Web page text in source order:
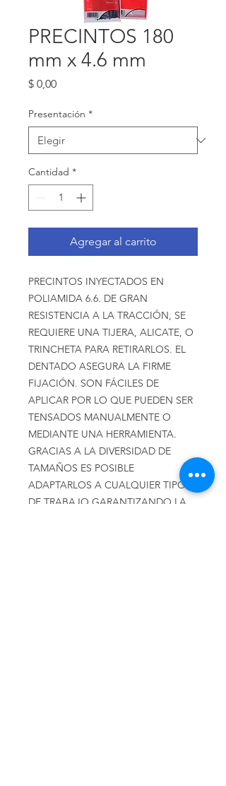
PRECINTOS 180
mm x 4.6 mm
$ 0,00Precio
Presentación *
Cantidad *
Agregar al carrito
PRECINTOS INYECTADOS EN
POLIAMIDA 6.6. DE GRAN
RESISTENCIA A LA TRACCIÓN, SE
REQUIERE UNA TIJERA, ALICATE, O
TRINCHETA PARA RETIRARLOS. EL
DENTADO ASEGURA LA FIRME
FIJACIÓN. SON FÁCILES DE
APLICAR POR LO QUE PUEDEN SER
TENSADOS MANUALMENTE O
MEDIANTE UNA HERRAMIENTA.
GRACIAS A LA DIVERSIDAD DE
TAMAÑOS ES POSIBLE
ADAPTARLOS A CUALQUIER TIPO
DE TRABAJO GARANTIZANDO LA